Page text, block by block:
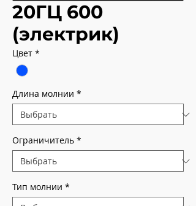
20ГЦ 600
(электрик)
Цвет *
Длина молнии *
Ограничитель *
Тип молнии *